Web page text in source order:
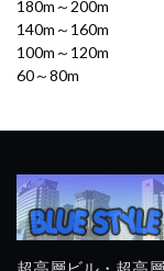
180m～200m
140m～160m
100m～120m
60～80m